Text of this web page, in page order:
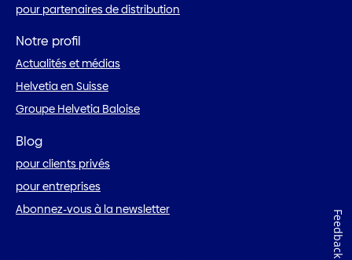
pour partenaires de distribution
Notre profil
Actualités et médias
Helvetia en Suisse
Groupe Helvetia Baloise
Blog
pour clients privés
pour entreprises
Abonnez-vous à la newsletter
Feedback